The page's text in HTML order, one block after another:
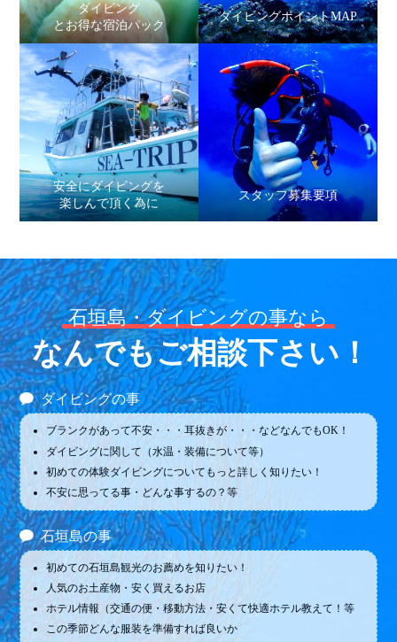
ダイビング
とお得な宿泊パック
ダイビングポイントMAP
安全にダイビングを
楽しんで頂く為に
スタッフ募集要項
石垣島・ダイビングの事なら
なんでもご相談下さい！
ダイビングの事
ブランクがあって不安・・・耳抜きが・・・などなんでもOK！
ダイビングに関して（水温・装備について等）
初めての体験ダイビングについてもっと詳しく知りたい！
不安に思ってる事・どんな事するの？等
石垣島の事
初めての石垣島観光のお薦めを知りたい！
人気のお土産物・安く買えるお店
ホテル情報（交通の便・移動方法・安くて快適ホテル教えて！等
この季節どんな服装を準備すれば良いか